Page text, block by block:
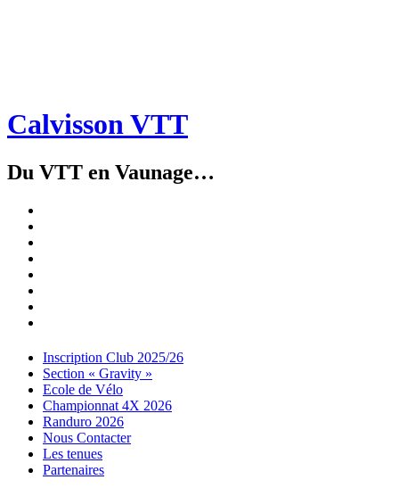
Calvisson VTT
Du VTT en Vaunage…
Menu
Widgets
Recherche
Aller
contenu
Inscription Club 2025/26
Section « Gravity »
Ecole de Vélo
Championnat 4X 2026
Randuro 2026
Nous Contacter
Les tenues
Partenaires